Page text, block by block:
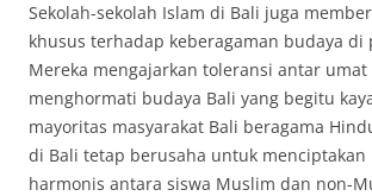
Sekolah-sekolah Islam di Bali juga
khusus terhadap keberagaman budaya di
Mereka mengajarkan toleransi antar umat
menghormati budaya Bali yang begitu
mayoritas masyarakat Bali beragama
di Bali tetap berusaha untuk
harmonis antara siswa Muslim dan non-